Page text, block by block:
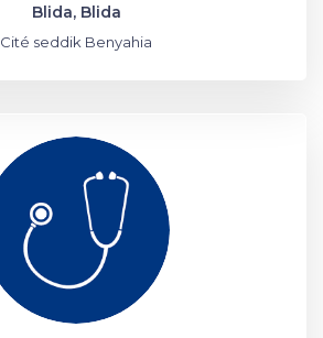
Blida, Blida
Cité seddik Benyahia